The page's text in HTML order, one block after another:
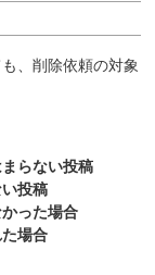
、削除依頼の対象
らない投稿
投稿
った場合
場合